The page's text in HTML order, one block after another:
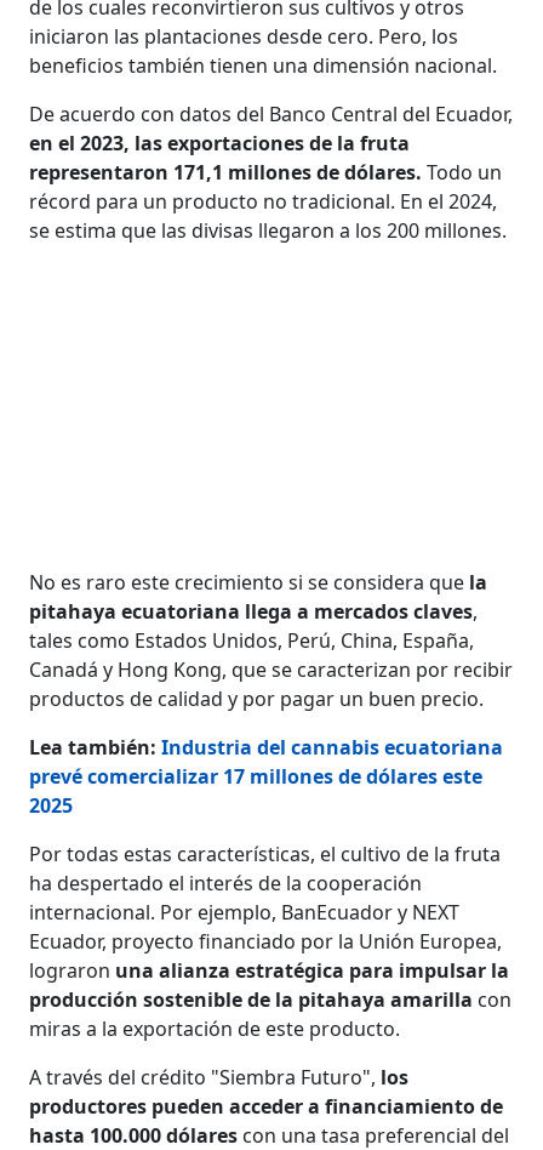
de los cuales reconvirtieron sus cultivos y otros
iniciaron las plantaciones desde cero. Pero, los
beneficios también tienen una dimensión nacional.
De acuerdo con datos del Banco Central del Ecuador,
en el 2023, las exportaciones de la fruta
representaron 171,1 millones de dólares. Todo un
récord para un producto no tradicional. En el 2024,
se estima que las divisas llegaron a los 200 millones.
No es raro este crecimiento si se considera que la
pitahaya ecuatoriana llega a mercados claves,
tales como Estados Unidos, Perú, China, España,
Canadá y Hong Kong, que se caracterizan por recibir
productos de calidad y por pagar un buen precio.
Lea también:Industria del cannabis ecuatoriana
prevé comercializar 17 millones de dólares este
2025
Por todas estas características, el cultivo de la fruta
ha despertado el interés de la cooperación
internacional. Por ejemplo, BanEcuador y NEXT
Ecuador, proyecto financiado por la Unión Europea,
lograron una alianza estratégica para impulsar la
producción sosteniblede la pitahaya amarilla con
miras a la exportación de este producto.
A través del crédito "Siembra Futuro", los
productores pueden acceder a financiamiento de
hasta 100.000 dólares con una tasa preferencial del